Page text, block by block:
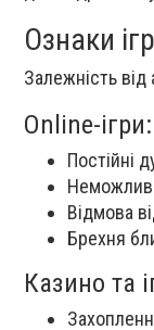
Ознаки
Залежність від
Online-ігри:
Постійні
Відмова
Брехня
Казино та